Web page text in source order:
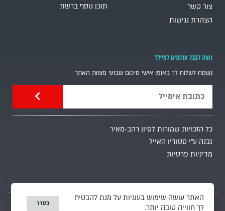
צור קשר
הצהרת נגישות
תוכן נוסף ברשת
רוצה לקבל עדכונים למייל?
נשמח לשלוח לך באופן אישי סיכום שבועי מצוות האתר
כל הזכויות שמורות לסיון רהב-מאיר
נבנה ע"י סטודיו האייל
מדיניות פרטיות
האתר עושה שימוש בעוגיות על מנת להבטיח
לך חווייה טובה יותר.
בסדר